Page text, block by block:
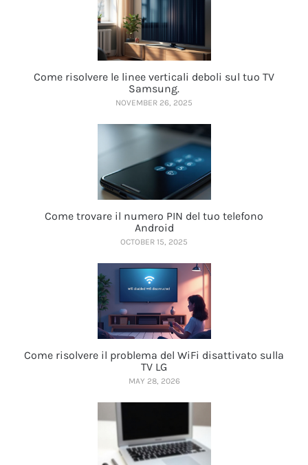
Come risolvere le linee verticali deboli sul tuo TV
Samsung.
NOVEMBER 26, 2025
Come trovare il numero PIN del tuo telefono
Android
OCTOBER 15, 2025
Come risolvere il problema del WiFi disattivato sulla
TV LG
MAY 28, 2026